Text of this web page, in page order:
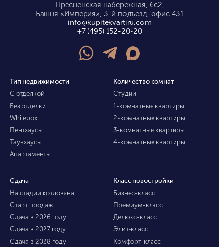
Пресненская набережная, 6с2,
Башня «Империя», 3-й подъезд, офис 431
info@kupitekvartiru.com
+7 (495) 152-20-20
Тип недвижимости
С отделкой
Без отделки
Whitebox
Пентхаусы
Таунхаусы
Апартаменты
Количество комнат
Студии
1-комнатные квартиры
2-комнатные квартиры
3-комнатные квартиры
4-комнатные квартиры
Сдача
На стадии котлована
Старт продаж
Сдача в 2026 году
Сдача в 2027 году
Сдача в 2028 году
Класс новостройки
Бизнес-класс
Премиум-класс
Делюкс-класс
Элит-класс
Комфорт-класс